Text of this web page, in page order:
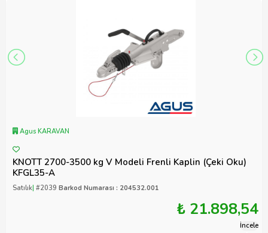
Agus KARAVAN
KNOTT 2700-3500 kg V Modeli Frenli Kaplin (Çeki Oku)
KFGL35-A
Satılık| #2039 Barkod Numarası : 204532.001
₺ 21.898,54
İncele